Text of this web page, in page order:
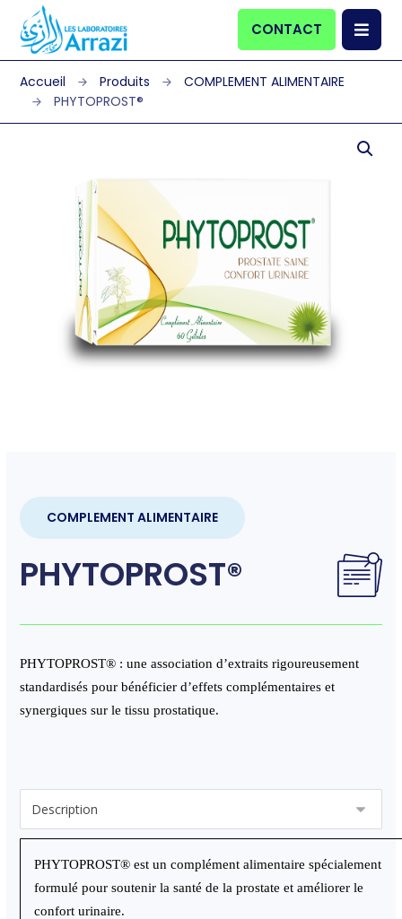
CONTACT
Produits
COMPLEMENT ALIMENTAIRE
PHYTOPROST®
COMPLEMENT ALIMENTAIRE
PHYTOPROST®
PHYTOPROST® : une association d’extraits rigoureusement
standardisés pour bénéficier d’effets complémentaires et
synergiques sur le tissu prostatique.
PHYTOPROST® est un complément alimentaire spécialement
formulé pour soutenir la santé de la prostate et améliorer le
confort urinaire.